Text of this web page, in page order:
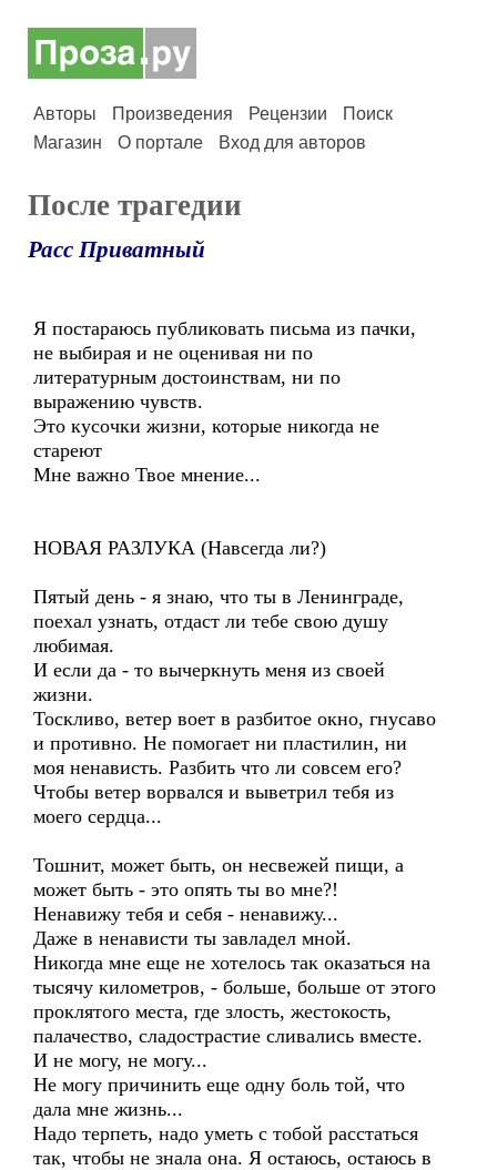
Авторы Произведения Рецензии
Поиск
Магазин
О портале Вход для авторов
После трагедии
Расс Приватный
Я постараюсь публиковать письма из пачки,
не выбирая и не оценивая ни по
литературным достоинствам, ни по
выражению чувств.
Это кусочки жизни, которые никогда не
стареют
Мне важно Твое мнение...
НОВАЯ РАЗЛУКА (Навсегда ли?)
Пятый день - я знаю, что ты в Ленинграде,
поехал узнать, отдаст ли тебе свою душу
любимая.
И если да - то вычеркнуть меня из своей
жизни.
Тоскливо, ветер воет в разбитое окно, гнусаво
и противно. Не помогает ни пластилин, ни
моя ненависть. Разбить что ли совсем его?
Чтобы ветер ворвался и выветрил тебя из
моего сердца...
Тошнит, может быть, он несвежей пищи, а
может быть - это опять ты во мне?!
Ненавижу тебя и себя - ненавижу...
Даже в ненависти ты завладел мной.
Никогда мне еще не хотелось так оказаться на
тысячу километров, - больше, больше от этого
проклятого места, где злость, жестокость,
палачество, сладострастие сливались вместе.
И не могу, не могу...
Не могу причинить еще одну боль той, что
дала мне жизнь...
Надо терпеть, надо уметь с тобой расстаться
так, чтобы не знала она. Я остаюсь, остаюсь в